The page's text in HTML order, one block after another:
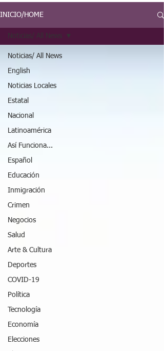
INICIO/HOME
Noticias/ All News
English
Noticias Locales
Estatal
Nacional
Latinoamérica
Así Funciona...
Español
Educación
Inmigración
Crimen
Negocios
Salud
Arte & Cultura
Deportes
COVID-19
Política
Tecnología
Economía
Elecciones
Noticias/ All News